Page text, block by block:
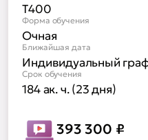
Т400
Форма обучения
Очная
Ближайшая дата
Индивидуальный
Срок обучения
184 ак. ч. (23 дня)
393 300 ₽